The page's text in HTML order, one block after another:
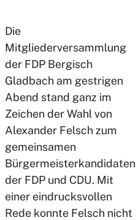
Die
Mitgliederversammlung
der FDP Bergisch
Gladbach am gestrigen
Abend stand ganz im
Zeichen der Wahl von
Alexander Felsch zum
gemeinsamen
Bürgermeisterkandidaten
der FDP und CDU. Mit
einer eindrucksvollen
Rede konnte Felsch nicht